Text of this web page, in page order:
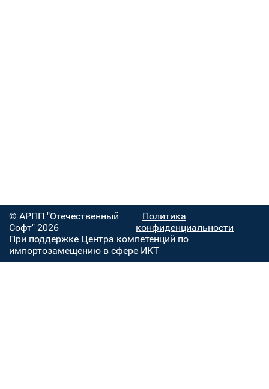
© АРПП "Отечественный
Софт" 2026
Политика
конфиденциальности
При поддержке Центра компетенций по
импортозамещению в сфере ИКТ